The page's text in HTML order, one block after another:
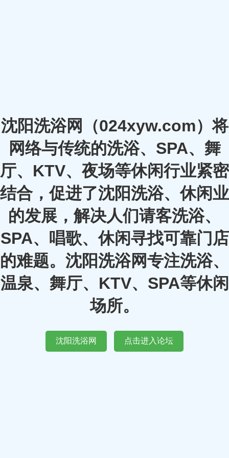
沈阳洗浴网（024xyw.com）将
网络与传统的洗浴、SPA、舞
厅、KTV、夜场等休闲行业紧密
结合，促进了沈阳洗浴、休闲业
的发展，解决人们请客洗浴、
SPA、唱歌、休闲寻找可靠门店
的难题。沈阳洗浴网专注洗浴、
温泉、舞厅、KTV、SPA等休闲
场所。
沈阳洗浴网 点击进入论坛